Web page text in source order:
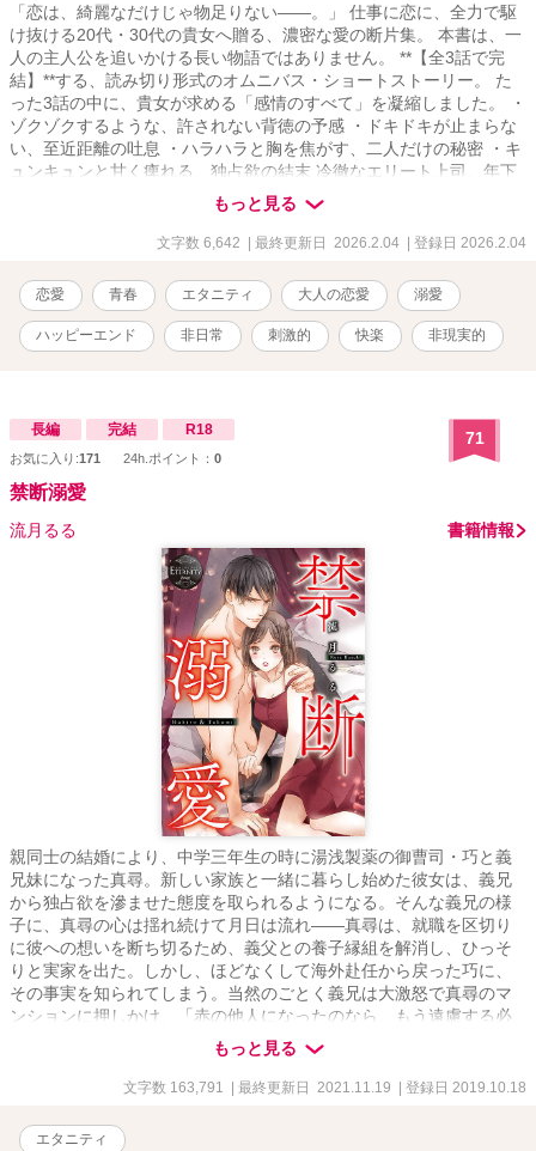
マを乗り越え、惟真と無事交際をスタート。 ■久世 惟真（くぜ いさ
ま）／32歳 美容業界注目の若きLUNARIA社長。冷徹で理性的な性格
だが、茉乃に対しては強い独占欲を秘め、溺愛している。椛乃とは
よき友人関係。 ◇◇◇ 表紙はCanvaで作成しています。 性的シーン
には※をつけております。 この話は別サイトにも掲載しておりま
す。
「恋は、綺麗なだけじゃ物足りない――。」 仕事に恋に、全力で駆
け抜ける20代・30代の貴女へ贈る、濃密な愛の断片集。 本書は、一
人の主人公を追いかける長い物語ではありません。 **【全3話で完
結】**する、読み切り形式のオムニバス・ショートストーリー。 た
った3話の中に、貴女が求める「感情のすべて」を凝縮しました。 ・
ゾクゾクするような、許されない背徳の予感 ・ドキドキが止まらな
い、至近距離の吐息 ・ハラハラと胸を焦がす、二人だけの秘密 ・キ
ュンキュンと甘く痺れる、独占欲の結末 冷徹なエリート上司、年下
の危険な誘惑、忘れられないかつての恋人……。 エピソードごとに
異なる主人公とシチュエーションで「衝動」を呼び覚まします。
「長編を読む時間はないけれど、ドキドキ・キュンキュン・ハラハ
す笑
もっと見る
文字数 6,642 | 最終更新日 2026.2.04 | 登録日 2026.2.04
恋愛 青春 エタニティ 大人の恋愛 溺愛
ハッピーエンド 非日常 刺激的 快楽 非現実的
長編 完結 R18
お気に入り:171 24h.ポイント： 0
71
禁断溺愛
流月るる 書籍情報
親同士の結婚により、中学三年生の時に湯浅製薬の御曹司・巧と義
兄妹になった真尋。新しい家族と一緒に暮らし始めた彼女は、義兄
から独占欲を滲ませた態度を取られるようになる。そんな義兄の様
子に、真尋の心は揺れ続けて月日は流れ――真尋は、就職を区切り
に彼への想いを断ち切るため、義父との養子縁組を解消し、ひっそ
りと実家を出た。しかし、ほどなくして海外赴任から戻った巧に、
その事実を知られてしまう。当然のごとく義兄は大激怒で真尋のマ
ンションに押しかけ、「赤の他人になったのなら、もう遠慮する必
要はないな」と、甘く淫らに懐柔してきて……？ 切なくて心が甘
く疼く大人のエターナル・ラブ。
もっと見る
文字数 163,791 | 最終更新日 2021.11.19 | 登録日 2019.10.18
エタニティ